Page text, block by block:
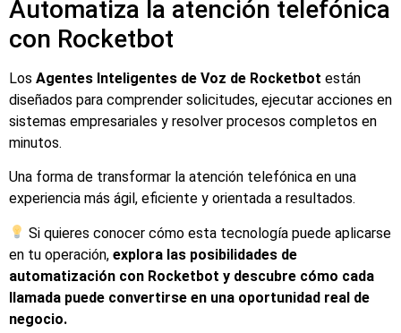
Automatiza la atención telefónica
con Rocketbot
Los Agentes Inteligentes de Voz de Rocketbot están
diseñados para comprender solicitudes, ejecutar acciones en
sistemas empresariales y resolver procesos completos en
minutos.
Una forma de transformar la atención telefónica en una
experiencia más ágil, eficiente y orientada a resultados.
Si quieres conocer cómo esta tecnología puede aplicarse
en tu operación, explora las posibilidades de
automatización con Rocketbot y descubre cómo cada
llamada puede convertirse en una oportunidad real de
negocio.